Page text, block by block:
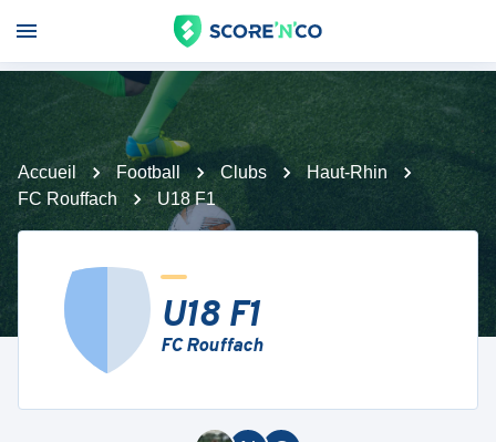
Accueil Football Clubs
Haut-Rhin
FC Rouffach
U18 F1
U18 F1
FC Rouffach